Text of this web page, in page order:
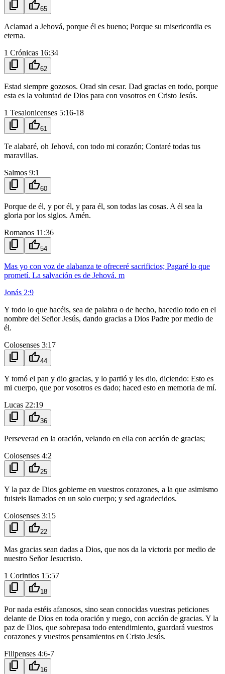
content_copy thumb_up65
Aclamad a Jehová, porque él es bueno; Porque su misericordia es
eterna.
1 Crónicas 16:34
content_copy thumb_up62
Estad siempre gozosos. Orad sin cesar. Dad gracias en todo, porque
esta es la voluntad de Dios para con vosotros en Cristo Jesús.
1 Tesalonicenses 5:16-18
content_copy thumb_up61
Te alabaré, oh Jehová, con todo mi corazón; Contaré todas tus
maravillas.
Salmos 9:1
content_copy thumb_up60
Porque de él, y por él, y para él, son todas las cosas. A él sea la
gloria por los siglos. Amén.
Romanos 11:36
content_copy thumb_up54
Mas yo con voz de alabanza te ofreceré sacrificios; Pagaré lo que
prometí. La salvación es de Jehová. m
Jonás 2:9
Y todo lo que hacéis, sea de palabra o de hecho, hacedlo todo en el
nombre del Señor Jesús, dando gracias a Dios Padre por medio de
él.
Colosenses 3:17
content_copy thumb_up44
Y tomó el pan y dio gracias, y lo partió y les dio, diciendo: Esto es
mi cuerpo, que por vosotros es dado; haced esto en memoria de mí.
Lucas 22:19
content_copy thumb_up36
Perseverad en la oración, velando en ella con acción de gracias;
Colosenses 4:2
content_copy thumb_up25
Y la paz de Dios gobierne en vuestros corazones, a la que asimismo
fuisteis llamados en un solo cuerpo; y sed agradecidos.
Colosenses 3:15
content_copy thumb_up22
Mas gracias sean dadas a Dios, que nos da la victoria por medio de
nuestro Señor Jesucristo.
1 Corintios 15:57
content_copy thumb_up18
Por nada estéis afanosos, sino sean conocidas vuestras peticiones
delante de Dios en toda oración y ruego, con acción de gracias. Y la
paz de Dios, que sobrepasa todo entendimiento, guardará vuestros
corazones y vuestros pensamientos en Cristo Jesús.
Filipenses 4:6-7
content_copy thumb_up16